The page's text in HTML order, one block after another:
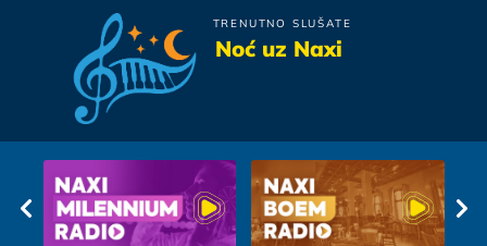
TRENUTNO SLUŠATE
Noć uz NaxiDino Dvornik